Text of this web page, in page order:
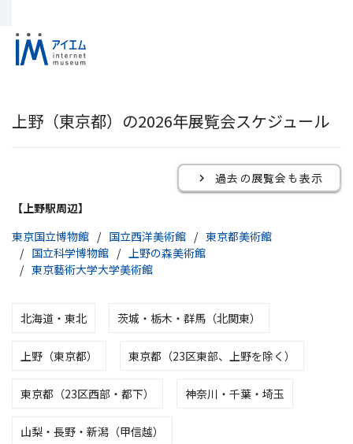
上野（東京都）の2026年展覧会スケジュール
過去の展覧会も表示
【上野駅周辺】
東京国立博物館
国立西洋美術館
東京都美術館
国立科学博物館
上野の森美術館
東京藝術大学大学美術館
北海道・東北 茨城・栃木・群馬（北関東）
上野（東京都） 東京都（23区東部、上野を除く）
東京都（23区西部・都下） 神奈川・千葉・埼玉
山梨・長野・新潟（甲信越）